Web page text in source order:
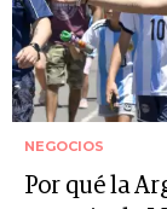
NEGOCIOS
Por qué la